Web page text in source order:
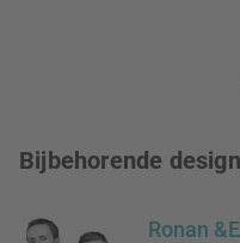
Bijbehorende
Ronan